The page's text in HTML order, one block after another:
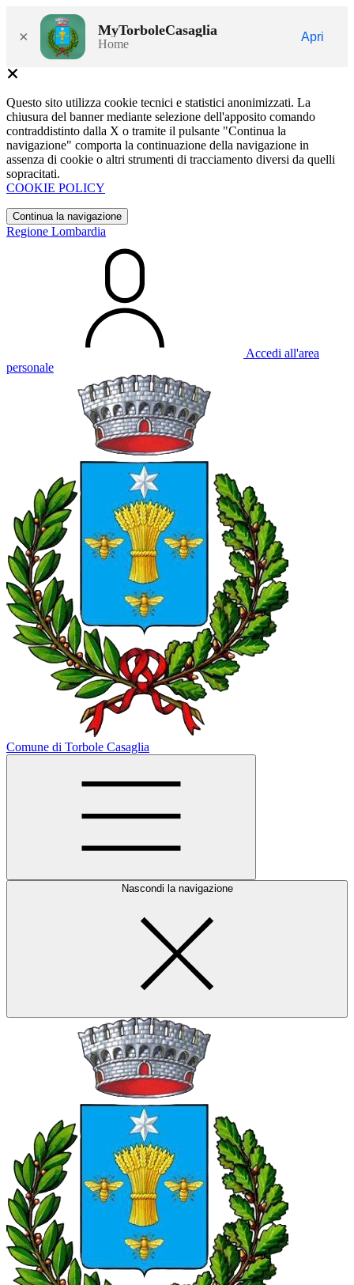
× MyTorboleCasaglia
Home
Apri
Questo sito utilizza cookie tecnici e statistici anonimizzati. La
chiusura del banner mediante selezione dell'apposito comando
contraddistinto dalla X o tramite il pulsante "Continua la
navigazione" comporta la continuazione della navigazione in
assenza di cookie o altri strumenti di tracciamento diversi da quelli
sopracitati.
COOKIE POLICY
Continua la navigazione
Regione Lombardia
Accedi all'area
personale
Comune di Torbole Casaglia
Nascondi la navigazione